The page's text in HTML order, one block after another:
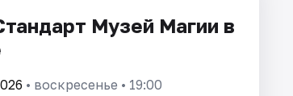
Музей Магии в
• воскресенье • 19:00